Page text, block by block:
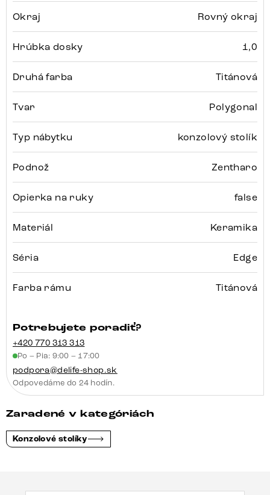
Okraj Rovný okraj
Hrúbka dosky 1,0
Druhá farba Titánová
Tvar Polygonal
Typ nábytku konzolový stolík
Podnož Zentharo
Opierka na ruky false
Materiál Keramika
Séria Edge
Farba rámu Titánová
Potrebujete poradiť?
+420 770 313 313
Po – Pia: 9:00 – 17:00
podpora@delife-shop.sk
Odpovedáme do 24 hodín.
Zaradené v kategóriách
Konzolové stolíky